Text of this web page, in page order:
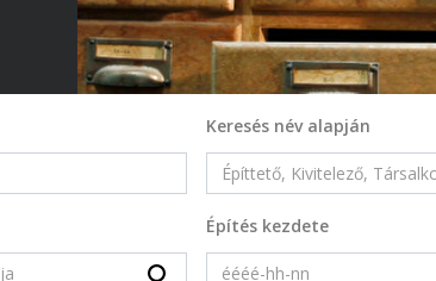
Keresés név alapján
Építés kezdete